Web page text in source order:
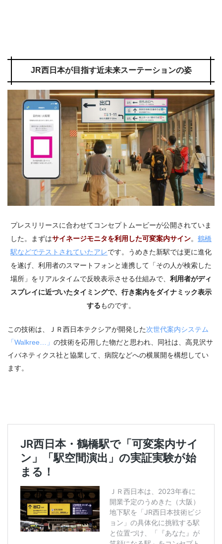
JR西日本が目指す近未来スーテーションの姿
プレスリリースに合わせてコンセプトムービーが公開されていま
した。まずはサイネージモニタを利用した可変案内サイン。 鶴橋
駅などでテストされていたアレです。うめきた新駅では更に進化
を遂げ、利用者のスマートフォンと連携して「その人が検索した
場所」をリアルタイムで反映表示させる仕組みで、 利用者がディ
スプレイに近づいたタイミングで、行き案内をダイナミック表示
するものです。
この技術は、ＪＲ西日本テクシアが開発した次世代案内システム
「Walkree…」 の技術を応用した物だと思われ、同社は、高見沢サ
イバネティクス社と協業して、病院などへの横展開を構想してい
ます。